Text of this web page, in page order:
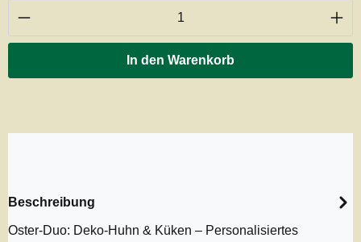
Produkt Anzahl: Gib den gewünschten
In den Warenkorb
Beschreibung
Oster-Duo: Deko-Huhn & Küken – Personalisiertes